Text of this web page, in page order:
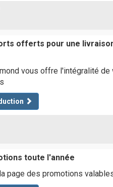
offerts pour une
vous offre l'intégralité
toute l'année
page des promotions